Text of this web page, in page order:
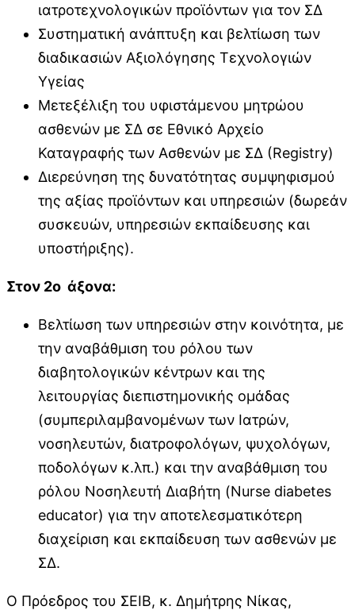
ιατροτεχνολογικών προϊόντων για τον ΣΔ
Συστηματική ανάπτυξη και βελτίωση των
διαδικασιών Αξιολόγησης Τεχνολογιών
Υγείας
Μετεξέλιξη του υφιστάμενου μητρώου
ασθενών με ΣΔ σε Εθνικό Αρχείο
Καταγραφής των Ασθενών με ΣΔ (Registry)
Διερεύνηση της δυνατότητας συμψηφισμού
της αξίας προϊόντων και υπηρεσιών (δωρεάν
συσκευών, υπηρεσιών εκπαίδευσης και
υποστήριξης).
Στον 2ο άξονα:
Βελτίωση των υπηρεσιών στην κοινότητα, με
την αναβάθμιση του ρόλου των
διαβητολογικών κέντρων και της
λειτουργίας διεπιστημονικής ομάδας
(συμπεριλαμβανομένων των Ιατρών,
νοσηλευτών, διατροφολόγων, ψυχολόγων,
ποδολόγων κ.λπ.) και την αναβάθμιση του
ρόλου Νοσηλευτή Διαβήτη (Nurse diabetes
educator) για την αποτελεσματικότερη
διαχείριση και εκπαίδευση των ασθενών με
ΣΔ.
Ο Πρόεδρος του ΣΕΙΒ, κ. Δημήτρης Νίκας,